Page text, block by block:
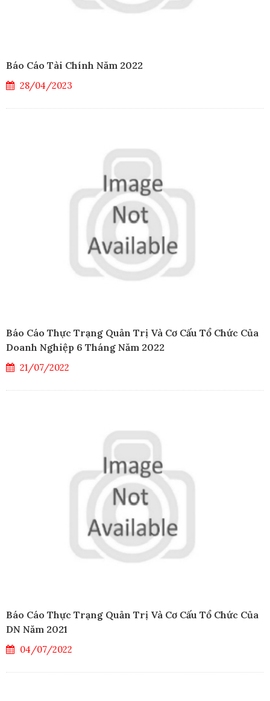
Báo Cáo Tài Chính Năm 2022
28/04/2023
Báo Cáo Thực Trạng Quản Trị Và Cơ Cấu Tổ Chức Của
Doanh Nghiệp 6 Tháng Năm 2022
21/07/2022
Báo Cáo Thực Trạng Quản Trị Và Cơ Cấu Tổ Chức Của
DN Năm 2021
04/07/2022